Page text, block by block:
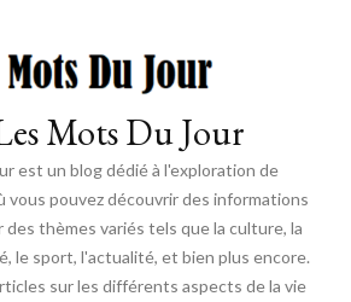
Mots Du Jour
est un blog dédié à l'exploration de
pouvez découvrir des informations
des thèmes variés tels que la culture, la
le sport, l'actualité, et bien plus encore.
sur les différents aspects de la vie